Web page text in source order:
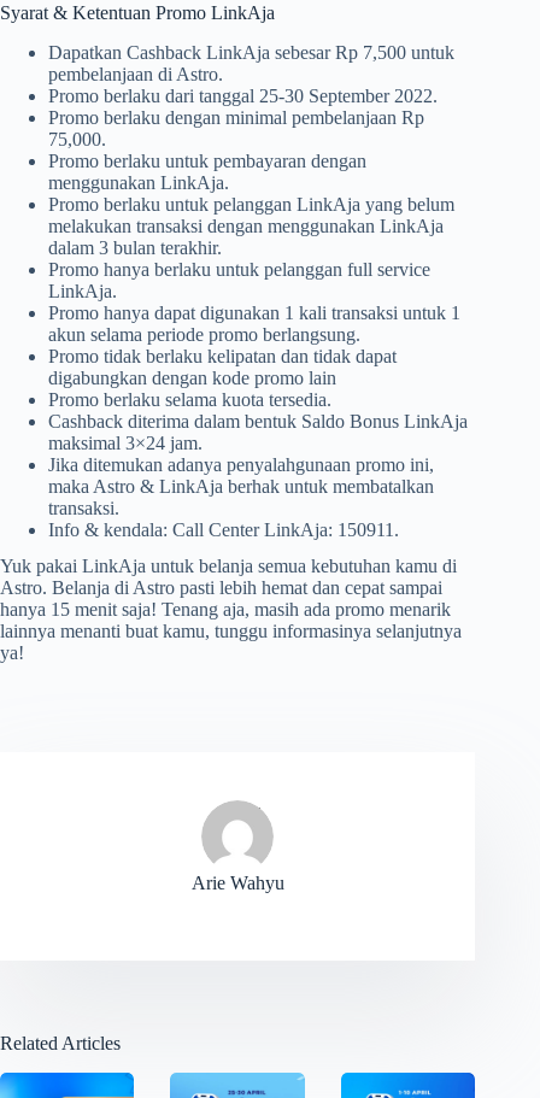
Syarat & Ketentuan Promo LinkAja
Dapatkan Cashback LinkAja sebesar Rp 7,500 untuk
pembelanjaan di Astro.
Promo berlaku dari tanggal 25-30 September 2022.
Promo berlaku dengan minimal pembelanjaan Rp
75,000.
Promo berlaku untuk pembayaran dengan
menggunakan LinkAja.
Promo berlaku untuk pelanggan LinkAja yang belum
melakukan transaksi dengan menggunakan LinkAja
dalam 3 bulan terakhir.
Promo hanya berlaku untuk pelanggan full service
LinkAja.
Promo hanya dapat digunakan 1 kali transaksi untuk 1
akun selama periode promo berlangsung.
Promo tidak berlaku kelipatan dan tidak dapat
digabungkan dengan kode promo lain
Promo berlaku selama kuota tersedia.
Cashback diterima dalam bentuk Saldo Bonus LinkAja
maksimal 3×24 jam.
Jika ditemukan adanya penyalahgunaan promo ini,
maka Astro & LinkAja berhak untuk membatalkan
transaksi.
Info & kendala: Call Center LinkAja: 150911.
Yuk pakai LinkAja untuk belanja semua kebutuhan kamu di
Astro. Belanja di Astro pasti lebih hemat dan cepat sampai
hanya 15 menit saja! Tenang aja, masih ada promo menarik
lainnya menanti buat kamu, tunggu informasinya selanjutnya
ya!
Arie Wahyu
Related Articles